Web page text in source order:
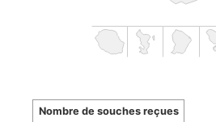
Nombre de souches reçues